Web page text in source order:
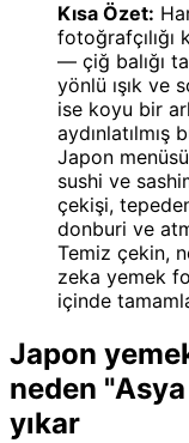
Kısa Özet:
fotoğrafçılığı
— çiğ balığı
yönlü ışık ve
ise koyu bir
aydınlatılmış
Japon
sushi ve
çekişi,
donburi ve
Temiz çekin,
zeka yemek
içinde
Japon
neden
yıkar